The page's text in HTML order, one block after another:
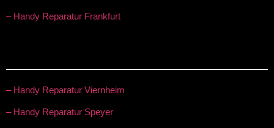
– Handy Reparatur Frankfurt
– Handy Reparatur Viernheim
– Handy Reparatur Speyer